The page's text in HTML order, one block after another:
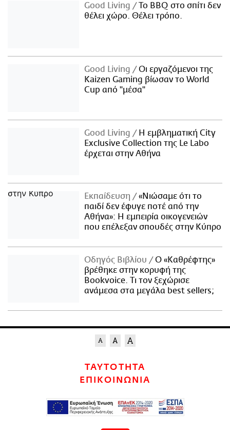
Good Living
Το BBQ στο σπίτι δεν
θέλει χώρο. Θέλει τρόπο.
Good Living
Οι εργαζόμενοι της
Kaizen Gaming βίωσαν το World
Cup από "μέσα"
Good Living
Η εμβληματική City
Exclusive Collection της Le Labo
έρχεται στην Αθήνα
Εκπαίδευση
«Νιώσαμε ότι το
παιδί δεν έφυγε ποτέ από την
Αθήνα»: Η εμπειρία οικογενειών
που επέλεξαν σπουδές στην Κύπρο
Οδηγός Βιβλίου
Ο «Καθρέφτης»
βρέθηκε στην κορυφή της
Bookvoice. Τι τον ξεχώρισε
ανάμεσα στα μεγάλα best sellers;
ΤΑΥΤΟΤΗΤΑ
ΕΠΙΚΟΙΝΩΝΙΑ